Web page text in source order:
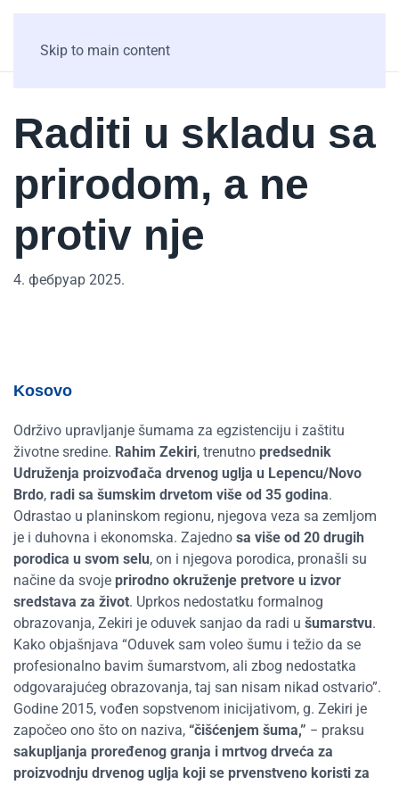
Skip to main content
Raditi u skladu sa
prirodom, a ne
protiv nje
4. фебруар 2025.
Kosovo
Održivo upravljanje šumama za egzistenciju i zaštitu
životne sredine. Rahim Zekiri, trenutno predsednik
Udruženja proizvođača drvenog uglja u Lepencu/Novo
Brdo, radi sa šumskim drvetom više od 35 godina.
Odrastao u planinskom regionu, njegova veza sa zemljom
je i duhovna i ekonomska. Zajedno sa više od 20 drugih
porodica u svom selu, on i njegova porodica, pronašli su
načine da svoje prirodno okruženje pretvore u izvor
sredstava za život. Uprkos nedostatku formalnog
obrazovanja, Zekiri je oduvek sanjao da radi u šumarstvu.
Kako objašnjava “Oduvek sam voleo šumu i težio da se
profesionalno bavim šumarstvom, ali zbog nedostatka
odgovarajućeg obrazovanja, taj san nisam nikad ostvario”.
Godine 2015, vođen sopstvenom inicijativom, g. Zekiri je
započeo ono što on naziva, “čišćenjem šuma,” − praksu
sakupljanja proređenog granja i mrtvog drveća za
proizvodnju drvenog uglja koji se prvenstveno koristi za